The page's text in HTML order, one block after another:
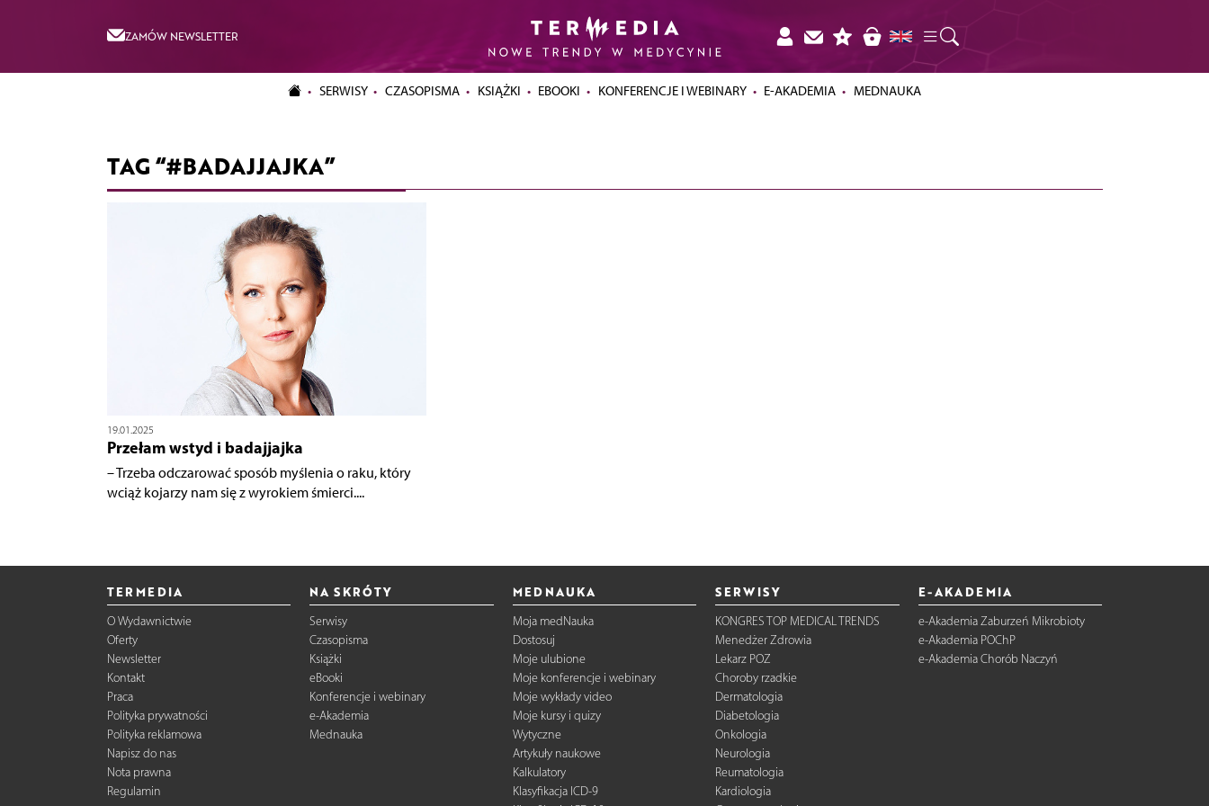
ZAMÓW NEWSLETTER
SERWISY CZASOPISMA KSIĄŻKI EBOOKI KONFERENCJE I WEBINARY E-AKADEMIA MEDNAUKA
TAG “#BADAJJAJKA”
19.01.2025
Przełam wstyd i badajjajka
– Trzeba odczarować sposób myślenia o raku, który
wciąż kojarzy nam się z wyrokiem śmierci....
TERMEDIA
O Wydawnictwie
Oferty
Newsletter
Kontakt
Praca
Polityka prywatności
Polityka reklamowa
Napisz do nas
Nota prawna
Regulamin
NA SKRÓTY
Serwisy
Czasopisma
Książki
eBooki
Konferencje i webinary
e-Akademia
Mednauka
MEDNAUKA
Moja medNauka
Dostosuj
Moje ulubione
Moje konferencje i webinary
Moje wykłady video
Moje kursy i quizy
Wytyczne
Artykuły naukowe
Kalkulatory
Klasyfikacja ICD-9
SERWISY
KONGRES TOP MEDICAL TRENDS
Menedżer Zdrowia
Lekarz POZ
Choroby rzadkie
Dermatologia
Diabetologia
Onkologia
Neurologia
Reumatologia
Kardiologia
E-AKADEMIA
e-Akademia Zaburzeń Mikrobioty
e-Akademia POChP
e-Akademia Chorób Naczyń